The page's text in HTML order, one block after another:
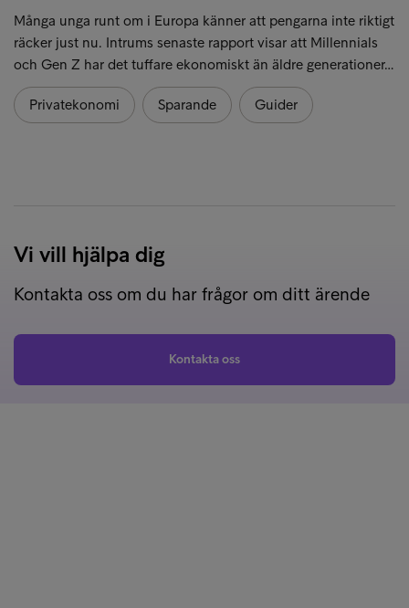
Många unga runt om i Europa känner att pengarna inte riktigt
räcker just nu. Intrums senaste rapport visar att Millennials
och Gen Z har det tuffare ekonomiskt än äldre generationer…
Privatekonomi Sparande Guider
Vi vill hjälpa dig
Kontakta oss om du har frågor om ditt ärende
Kontakta oss